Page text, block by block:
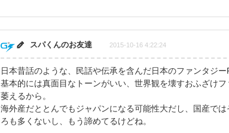
スパくんのお友達 2015-10-16 4:22:24
日本昔話のような、民話や伝承を含んだ日本のファンタジー
基本的には真面目なトーンがいい、世界観を壊すおふざけ
萎えるから。
海外産だととんでもジャパンになる可能性大だし、国産で
ろも多くないし、もう諦めてるけどね。